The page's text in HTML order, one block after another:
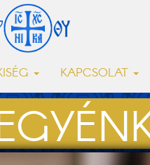
KAPCSOLAT